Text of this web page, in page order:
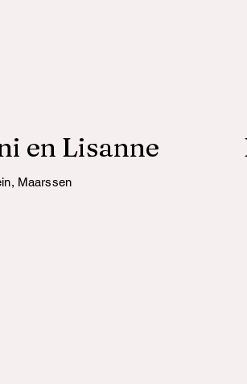
en Lisanne
Maarssen